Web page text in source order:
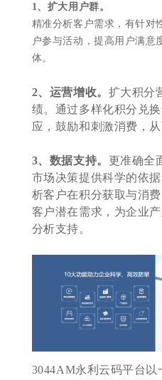
1、扩大用户群。
精准分析客户需求，有针对
户参与活动，提高用户满意
体。
2、运营增收。 扩大积分
绩。通过多样化积分兑
应，鼓励和刺激消费，
3、数据支持。 更准确全
市场决策提供科学的依
析客户在积分获取与消
客户潜在需求，为企业
分析支持。
3044AM永利云码平台以